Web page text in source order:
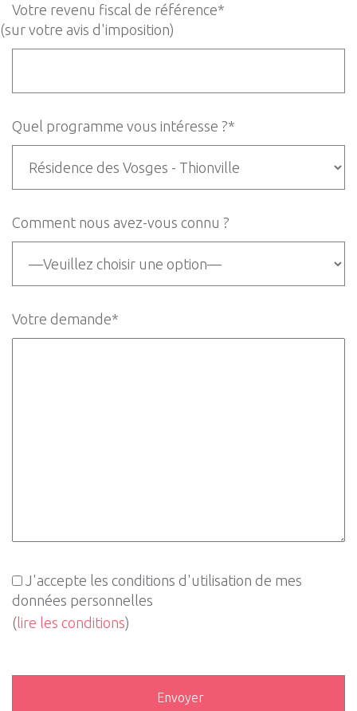
Votre revenu fiscal de référence*
(sur votre avis d'imposition)
Quel programme vous intéresse ?*
Comment nous avez-vous connu ?
Votre demande*
J'accepte les conditions d'utilisation de mes
données personnelles
(lire les conditions)